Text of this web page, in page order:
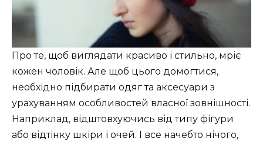
Про те, щоб виглядати красиво і стильно, мріє
кожен чоловік. Але щоб цього домогтися,
необхідно підбирати одяг та аксесуари з
урахуванням особливостей власної зовнішності.
Наприклад, відштовхуючись від типу фігури
або відтінку шкіри і очей. І все начебто нічого,